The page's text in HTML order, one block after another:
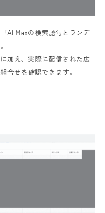
AI Maxの検索語句とランデ
加え、実際に配信された広
合せを確認できます。